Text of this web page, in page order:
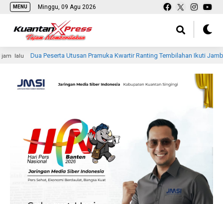
MENU Minggu, 09 Agu 2026
Peserta Utusan Pramuka Kwartir Ranting Tembilahan Ikuti Jambore